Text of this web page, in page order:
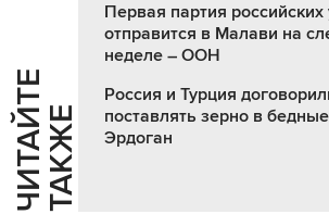
Ч
И
Т
АЙ
Т
Е
Т
А
К
ЖЕ
Первая партия российских
отправится в Малави на
неделе – ООН
Россия и Турция
поставлять зерно в
Эрдоган